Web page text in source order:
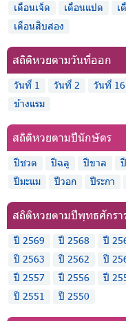
เดือนเจ็ด
เดือนแปด เ
เดือนสิบสอง
สถิติหวยตามวันที่ออก
วันที่ 1 วันที่ 2 วันที่ 16
ข้างแรม
สถิติหวยตามปีนักษัตร
ปีชวด ปีฉลู ปีขาล
ปีมะแม
ปีวอก ปีระกา
สถิติหวยตามปีพุทธศักรา
ปี 2569 ปี 2568 ปี
ปี 2563
ปี 2562 ปี
ปี 2557
ปี 2556 ปี
ปี 2551
ปี 2550